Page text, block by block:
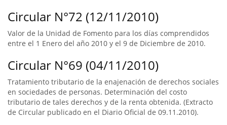
Circular N°72 (12/11/2010)
Valor de la Unidad de Fomento para los días comprendidos
entre el 1 Enero del año 2010 y el 9 de Diciembre de 2010.
Circular N°69 (04/11/2010)
Tratamiento tributario de la enajenación de derechos sociales
en sociedades de personas. Determinación del costo
tributario de tales derechos y de la renta obtenida. (Extracto
de Circular publicado en el Diario Oficial de 09.11.2010).